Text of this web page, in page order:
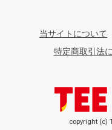
当サイトについて
特定商取引法
copyright (c)